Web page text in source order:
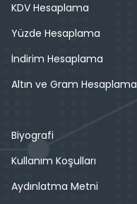
KDV Hesaplama
Yüzde Hesaplama
İndirim Hesaplama
Altın ve Gram Hesaplama
Biyografi
Kullanım Koşulları
Aydınlatma Metni